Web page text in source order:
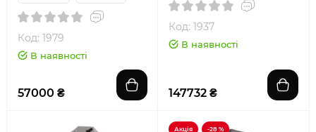
Код: 1979
В наявності
57000 ₴
Код: 1937
В наявності
147732 ₴
Акція -28 %